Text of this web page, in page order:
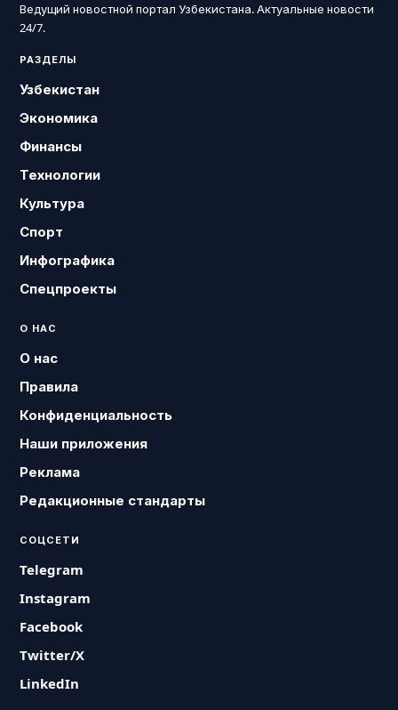
Ведущий новостной портал Узбекистана. Актуальные новости
24/7.
РАЗДЕЛЫ
Узбекистан
Экономика
Финансы
Технологии
Культура
Спорт
Инфографика
Спецпроекты
О НАС
О нас
Правила
Конфиденциальность
Наши приложения
Реклама
Редакционные стандарты
СОЦСЕТИ
Telegram
Instagram
Facebook
Twitter/X
LinkedIn